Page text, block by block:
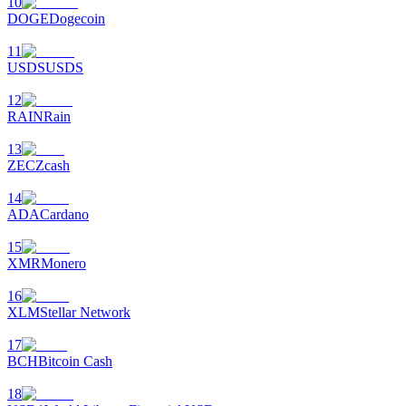
BTR Kilitleme
Krediler
Kripto destekli borçlanma hizmeti
DOGEDogecoin
11
USDSUSDS
12
RAINRain
13
ZECZcash
14
ADACardano
15
XMRMonero
16
XLMStellar Network
17
BCHBitcoin Cash
18